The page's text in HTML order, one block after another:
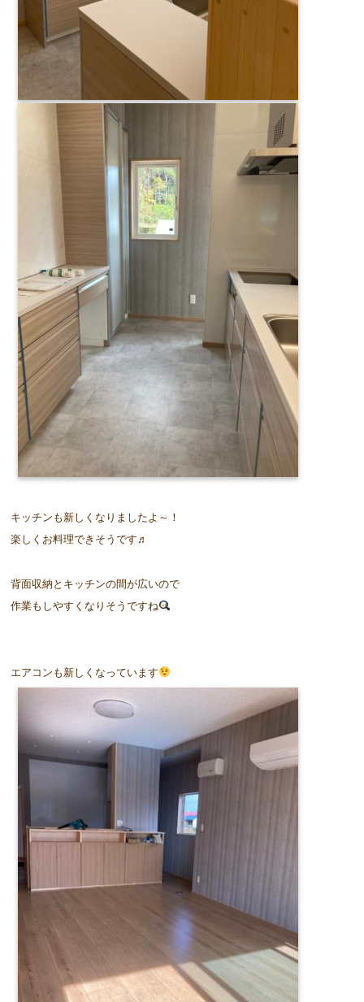
キッチンも新しくなりましたよ～！
楽しくお料理できそうです♬
背面収納とキッチンの間が広いので
作業もしやすくなりそうですね
エアコンも新しくなっています